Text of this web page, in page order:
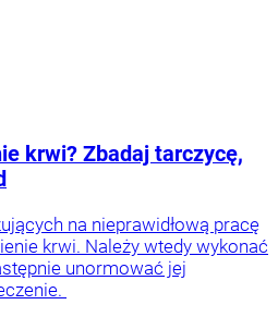
krwi? Zbadaj tarczycę,
na nieprawidłową pracę
krwi. Należy wtedy wykonać
unormować jej